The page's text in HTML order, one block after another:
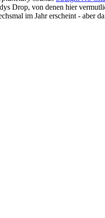
Drop, von denen hier
im Jahr erscheint - aber